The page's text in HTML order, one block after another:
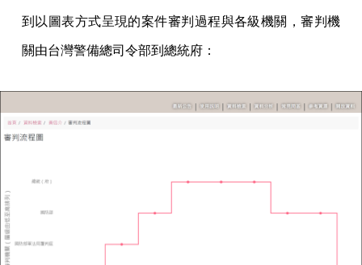
到以圖表方式呈現的案件審判過程與各級機關，審判機
關由台灣警備總司令部到總統府：